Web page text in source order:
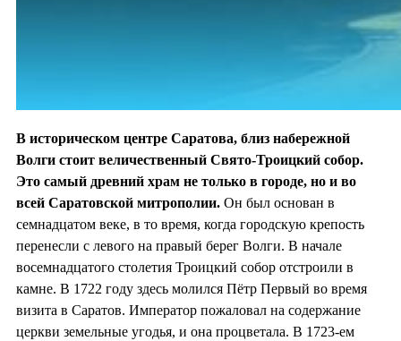
В историческом центре Саратова, близ набережной
Волги стоит величественный Свято-Троицкий собор.
Это самый древний храм не только в городе, но и во
всей Саратовской митрополии. Он был основан в
семнадцатом веке, в то время, когда городскую крепость
перенесли с левого на правый берег Волги. В начале
восемнадцатого столетия Троицкий собор отстроили в
камне. В 1722 году здесь молился Пётр Первый во время
визита в Саратов. Император пожаловал на содержание
церкви земельные угодья, и она процветала. В 1723-ем